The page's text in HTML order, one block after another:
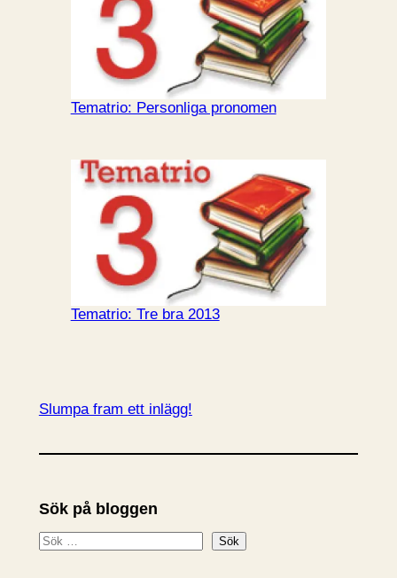
Tematrio: Personliga pronomen
Tematrio: Tre bra 2013
Slumpa fram ett inlägg!
Sök på bloggen
S
Sök